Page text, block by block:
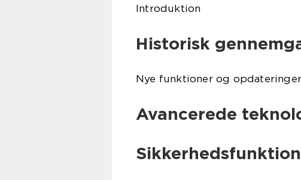
Introduktion
Historisk
Nye funktioner og opdateringer
Avancerede